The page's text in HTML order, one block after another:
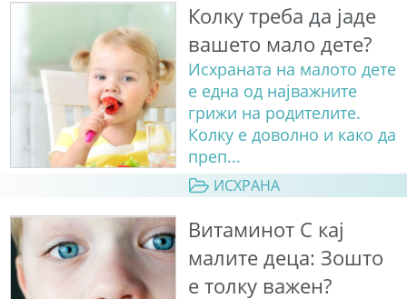
Колку треба да јаде
вашето мало дете?
Исхраната на малото дете
е една од најважните
грижи на родителите.
Колку е доволно и како да
преп...
ИСХРАНА
Витаминот C кај
малите деца: Зошто
е толку важен?